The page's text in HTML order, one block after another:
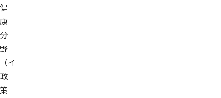
健
康
分
野
（イ
政
策